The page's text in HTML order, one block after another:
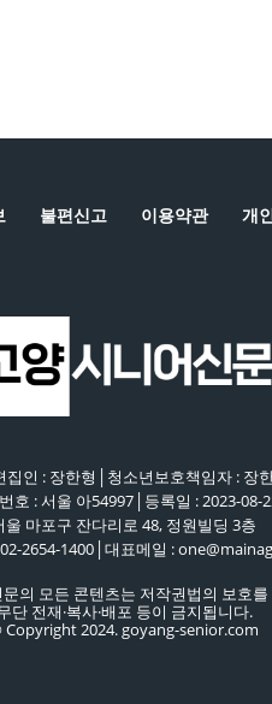
불편신고 이용약관 개
집인 : 장한형│청소년보호책임자 : 장
호 : 서울 아54997│등록일 : 2023-08-
울 마포구 잔다리로 48, 정원빌딩 3층
2654-1400│대표메일 :
의 모든 콘텐츠는 저작권법의 보호
단 전재·복사·배포 등이 금지됩니다.
2024. goyang-senior.com